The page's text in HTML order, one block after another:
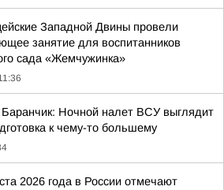
Западной Двины провели
занятие для воспитанников
сада «Жемчужинка»
Ночной налет ВСУ выглядит
к чему-то большему
2026 года в России отмечают